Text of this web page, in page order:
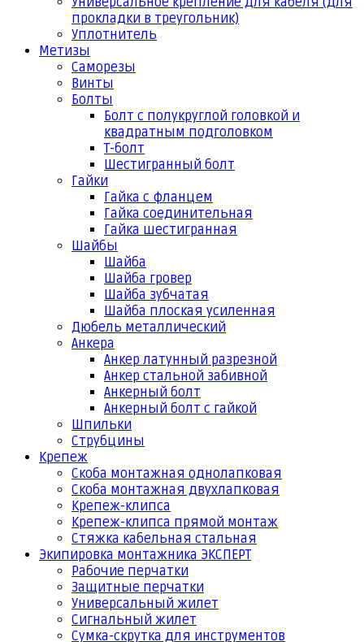
прокладки в треугольник)
Уплотнитель
Метизы
Саморезы
Винты
Болты
Болт с полукруглой головкой и
квадратным подголовком
Т-болт
Шестигранный болт
Гайки
Гайка с фланцем
Гайка соединительная
Гайка шестигранная
Шайбы
Шайба
Шайба гровер
Шайба зубчатая
Шайба плоская усиленная
Дюбель металлический
Анкера
Анкер латунный разрезной
Анкер стальной забивной
Анкерный болт
Анкерный болт с гайкой
Шпильки
Струбцины
Крепеж
Скоба монтажная однолапковая
Скоба монтажная двухлапковая
Крепеж-клипса
Крепеж-клипса прямой монтаж
Стяжка кабельная стальная
Экипировка монтажника ЭКСПЕРТ
Рабочие перчатки
Защитные перчатки
Универсальный жилет
Сигнальный жилет
Сумка-скрутка для инструментов